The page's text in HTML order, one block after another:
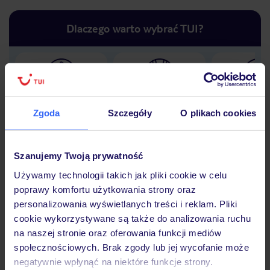
Zgoda Szczegóły O plikach cookies
Szanujemy Twoją prywatność
Używamy technologii takich jak pliki cookie w celu
poprawy komfortu użytkowania strony oraz
personalizowania wyświetlanych treści i reklam. Pliki
cookie wykorzystywane są także do analizowania ruchu
na naszej stronie oraz oferowania funkcji mediów
społecznościowych. Brak zgody lub jej wycofanie może
negatywnie wpłynąć na niektóre funkcje strony.
Dlaczego warto wybrać TUI?
Hotel
Opinie